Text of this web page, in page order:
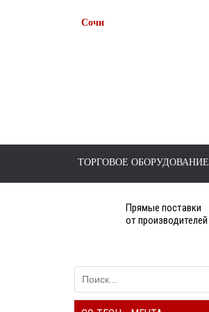
Сочи
ТОРГОВОЕ ОБОРУДОВАНИЕ
Прямые поставки
от производителей